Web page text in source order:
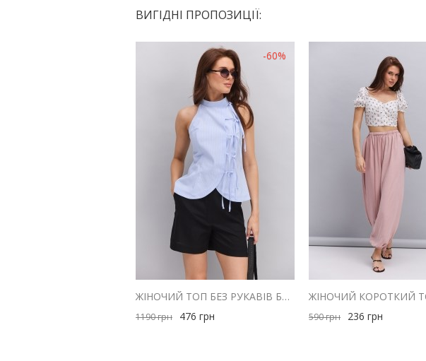
ВИГІДНІ ПРОПОЗИЦІЇ:
-60%
ЖІНОЧИЙ ТОП БЕЗ РУКАВІВ БЛАКИТНИЙ В ТОНКУ СМУЖКУ ІЗ ЗАВ'ЯЗКАМИ СПЕРЕДУ
1190грн 476 грн 590грн 236 грн